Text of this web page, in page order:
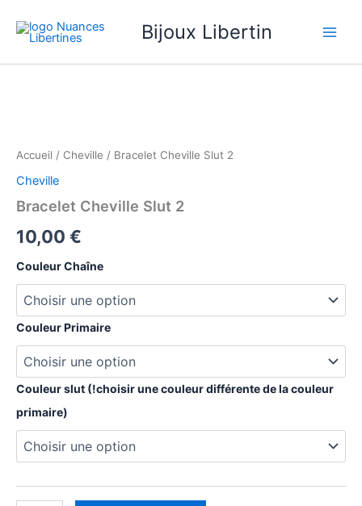
contenu
Bijoux Libertin
Accueil / Cheville / Bracelet Cheville Slut 2
Cheville
Bracelet Cheville Slut 2
10,00 €
Couleur Chaîne
Couleur Primaire
Couleur slut (!choisir une couleur différente de la couleur
primaire)
2